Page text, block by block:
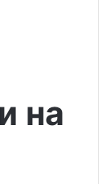
на